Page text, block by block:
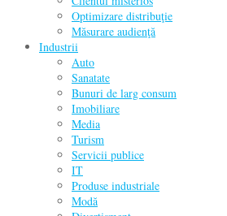
Optimizare distribuţie
Măsurare audienţă
Industrii
Auto
Sanatate
Bunuri de larg consum
Imobiliare
Media
Turism
Servicii publice
IT
Produse industriale
Modă